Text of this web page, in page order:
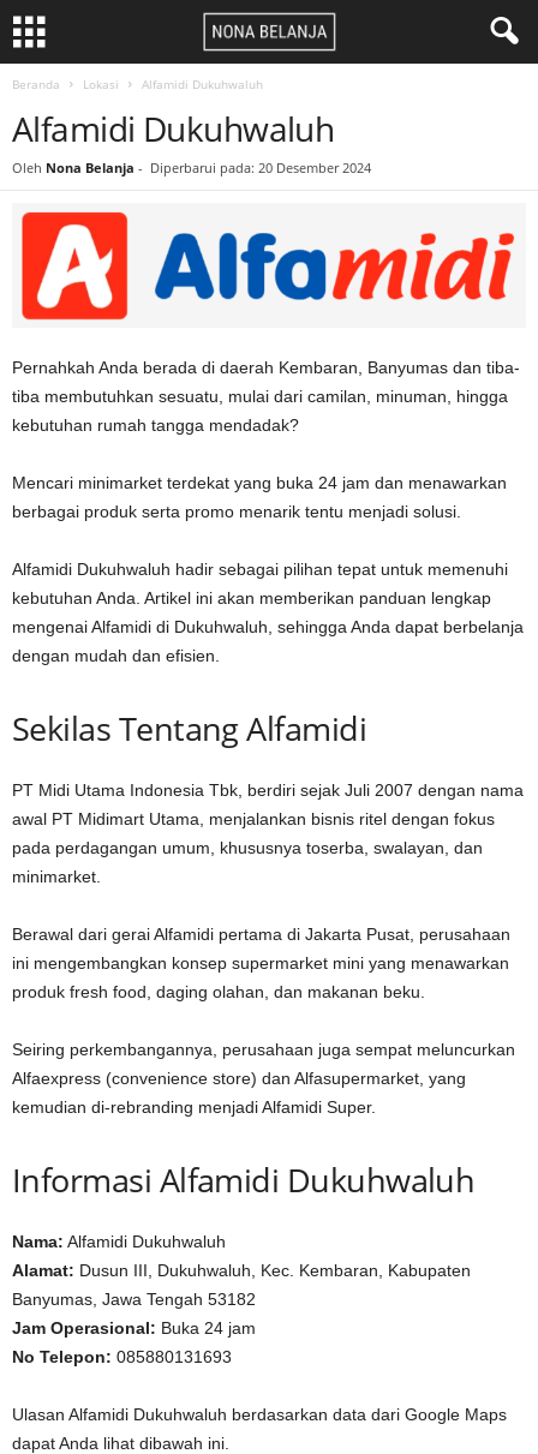
Beranda Lokasi Alfamidi Dukuhwaluh
Alfamidi Dukuhwaluh
Oleh Nona Belanja - Diperbarui pada: 20 Desember 2024
Pernahkah Anda berada di daerah Kembaran, Banyumas dan tiba-
tiba membutuhkan sesuatu, mulai dari camilan, minuman, hingga
kebutuhan rumah tangga mendadak?
Mencari minimarket terdekat yang buka 24 jam dan menawarkan
berbagai produk serta promo menarik tentu menjadi solusi.
Alfamidi Dukuhwaluh hadir sebagai pilihan tepat untuk memenuhi
kebutuhan Anda. Artikel ini akan memberikan panduan lengkap
mengenai Alfamidi di Dukuhwaluh, sehingga Anda dapat berbelanja
dengan mudah dan efisien.
Sekilas Tentang Alfamidi
PT Midi Utama Indonesia Tbk, berdiri sejak Juli 2007 dengan nama
awal PT Midimart Utama, menjalankan bisnis ritel dengan fokus
pada perdagangan umum, khususnya toserba, swalayan, dan
minimarket.
Berawal dari gerai Alfamidi pertama di Jakarta Pusat, perusahaan
ini mengembangkan konsep supermarket mini yang menawarkan
produk fresh food, daging olahan, dan makanan beku.
Seiring perkembangannya, perusahaan juga sempat meluncurkan
Alfaexpress (convenience store) dan Alfasupermarket, yang
kemudian di-rebranding menjadi Alfamidi Super.
Informasi Alfamidi Dukuhwaluh
Nama: Alfamidi Dukuhwaluh
Alamat: Dusun III, Dukuhwaluh, Kec. Kembaran, Kabupaten
Banyumas, Jawa Tengah 53182
Jam Operasional: Buka 24 jam
No Telepon: 085880131693
Ulasan Alfamidi Dukuhwaluh berdasarkan data dari Google Maps
dapat Anda lihat dibawah ini.